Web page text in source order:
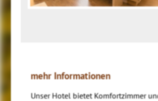
mehr Informationen
Unser Hotel bietet Komfortzimmer